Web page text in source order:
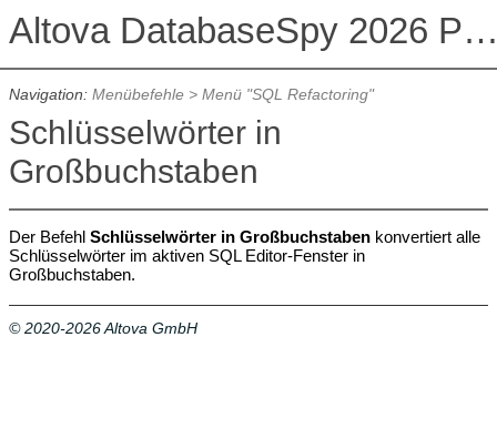
Altova DatabaseSpy 2026
Navigation: Menübefehle> Menü "SQL Refactoring"
Schlüsselwörter in
Großbuchstaben
Der Befehl Schlüsselwörter in Großbuchstabenkonvertiert alle
Schlüsselwörter im aktiven SQL Editor-Fenster in
Großbuchstaben.
© 2020-2026 Altova GmbH